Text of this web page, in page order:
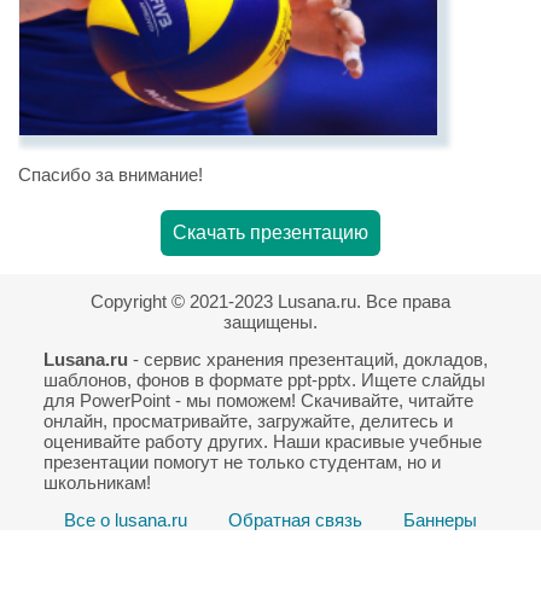
Спасибо за внимание!
Скачать презентацию
Copyright © 2021-2023 Lusana.ru. Все права
защищены.
Lusana.ru - сервис хранения презентаций, докладов,
шаблонов, фонов в формате ppt-pptx. Ищете слайды
для PowerPoint - мы поможем! Скачивайте, читайте
онлайн, просматривайте, загружайте, делитесь и
оценивайте работу других. Наши красивые учебные
презентации помогут не только студентам, но и
школьникам!
Все о lusana.ru
Обратная связь Баннеры